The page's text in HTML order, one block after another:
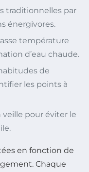
traditionnelles par
énergivores.
température
d’eau chaude.
de
les points à
veille pour éviter le
en fonction de
Chaque